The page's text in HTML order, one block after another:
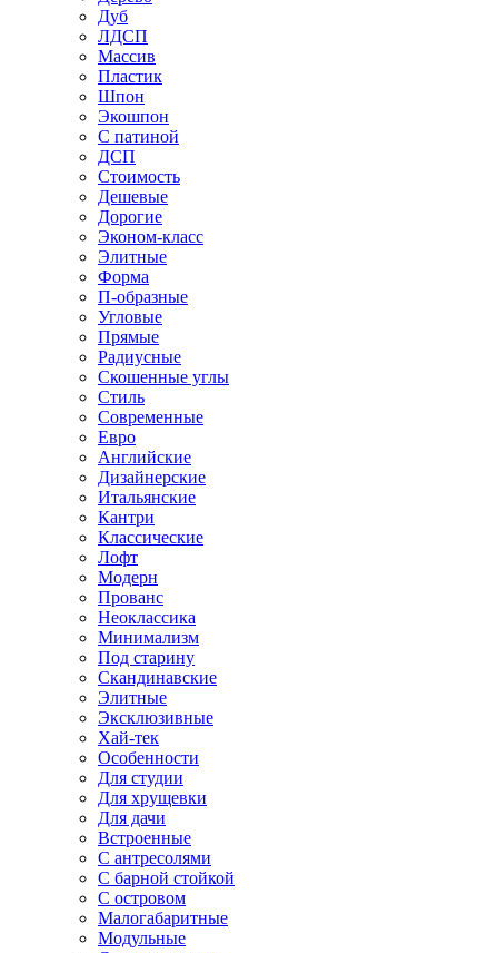
Дуб
ЛДСП
Массив
Пластик
Шпон
Экошпон
С патиной
ДСП
Стоимость
Дешевые
Дорогие
Эконом-класс
Элитные
Форма
П-образные
Угловые
Прямые
Радиусные
Скошенные углы
Стиль
Современные
Евро
Английские
Дизайнерские
Итальянские
Кантри
Классические
Лофт
Модерн
Прованс
Неоклассика
Минимализм
Под старину
Скандинавские
Элитные
Эксклюзивные
Хай-тек
Особенности
Для студии
Для хрущевки
Для дачи
Встроенные
С антресолями
С барной стойкой
С островом
Малогабаритные
Модульные